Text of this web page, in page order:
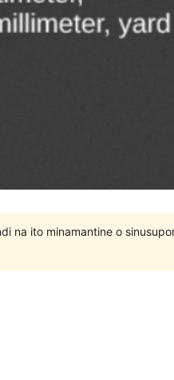
na ito minamantine o